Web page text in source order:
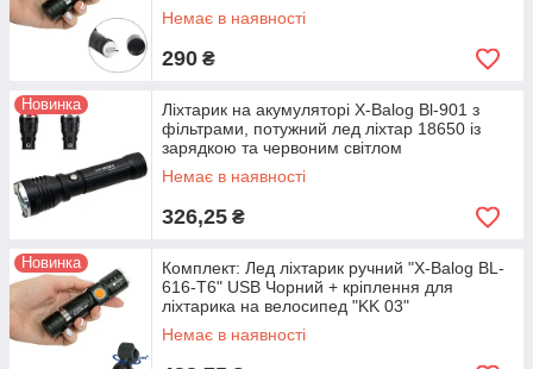
Немає в наявності
290 ₴
Новинка
Ліхтарик на акумуляторі X-Balog Bl-901 з
фільтрами, потужний лед ліхтар 18650 із
зарядкою та червоним світлом
Немає в наявності
326,25 ₴
Новинка
Комплект: Лед ліхтарик ручний "X-Balog BL-
616-T6" USB Чорний + кріплення для
ліхтарика на велосипед "KK 03"
Немає в наявності